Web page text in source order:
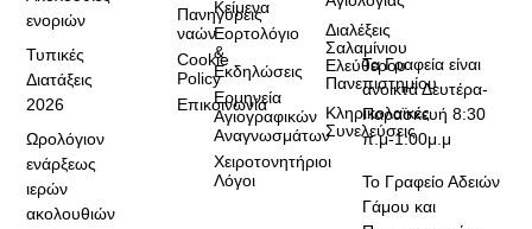
Τα Γραφεία είναι
ανοικτά Δευτέρα-
Παρασκευή 8:30
π.μ-1:00μ.μ
Το Γραφείο Αδειών
Γάμου και
Πανηγύρεις
ναών
Cookie
Policy
Επικοινωνία
Κείμενα
Εορτολόγιο
&
Εκδηλώσεις
Ερμηνεία
Αγιογραφικών
Αναγνωσμάτων
Χειροτονητήριοι
Λόγοι
ενοριών
Τυπικές
Διατάξεις
2026
Ωρολόγιον
ενάρξεως
ιερών
ακολουθιών
Διαλέξεις
Σαλαμίνιου
Ελεύθερου
Πανεπιστημίου
Κληρικολαϊκές
Συνελεύσεις